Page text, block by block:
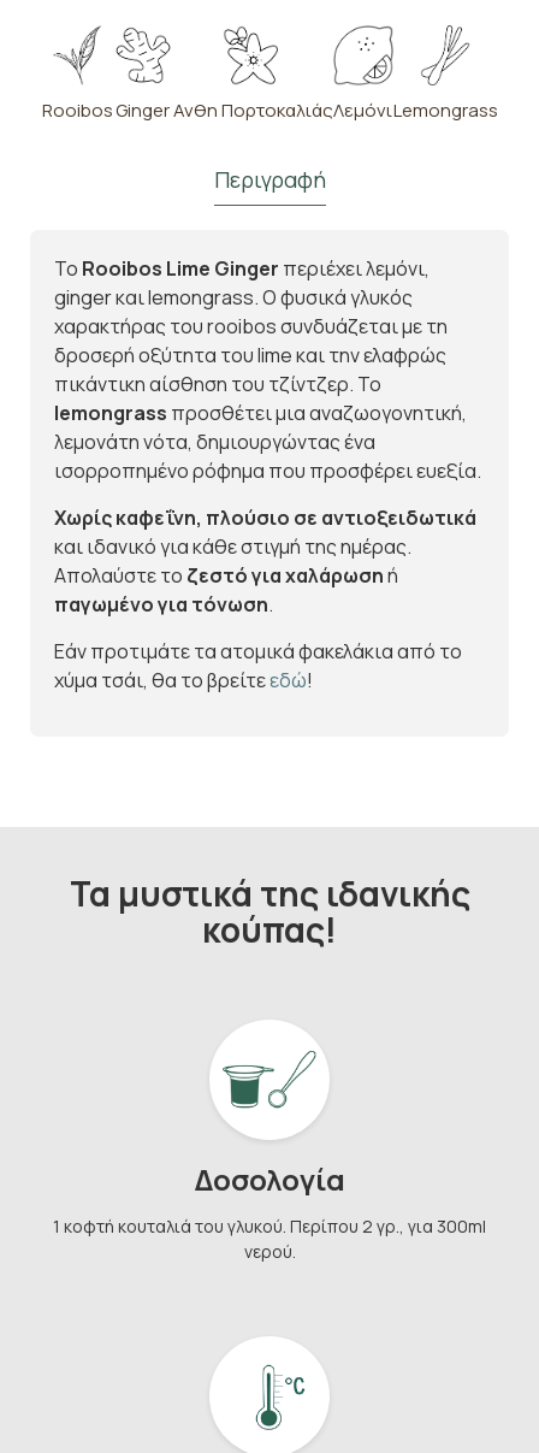
Περιγραφή
Το Rooibos Lime Ginger περιέχει λεμόνι,
ginger και lemongrass.Ο φυσικά γλυκός
χαρακτήρας του rooibos συνδυάζεται με τη
δροσερή οξύτητα του lime και την ελαφρώς
πικάντικη αίσθηση του τζίντζερ. Το
lemongrass προσθέτει μια αναζωογονητική,
λεμονάτη νότα, δημιουργώντας ένα
ισορροπημένο ρόφημα που προσφέρει ευεξία.
Χωρίς καφεΐνη, πλούσιο σε αντιοξειδωτικά
και ιδανικό για κάθε στιγμή της ημέρας.
Απολαύστε το ζεστό για χαλάρωσηή
παγωμένο για τόνωση.
Εάν προτιμάτε τα ατομικά φακελάκια από το
χύμα τσάι, θα το βρείτεεδώ!
Τα μυστικά της ιδανικής
κούπας!
Δοσολογία
1 κοφτή κουταλιά του γλυκού. Περίπου 2 γρ., για 300ml
νερού.
RooibosGingerΑνθη ΠορτοκαλιάςΛεμόνιLemongrass